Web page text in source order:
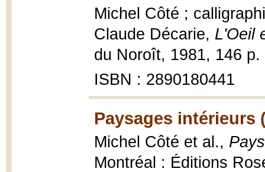
Michel Côté ;
Claude Décarie, L'Oeil
du Noroît, 1981, 146
ISBN : 2890180441
Paysages intérieurs
Michel Côté et al.,
Montréal : Éditions